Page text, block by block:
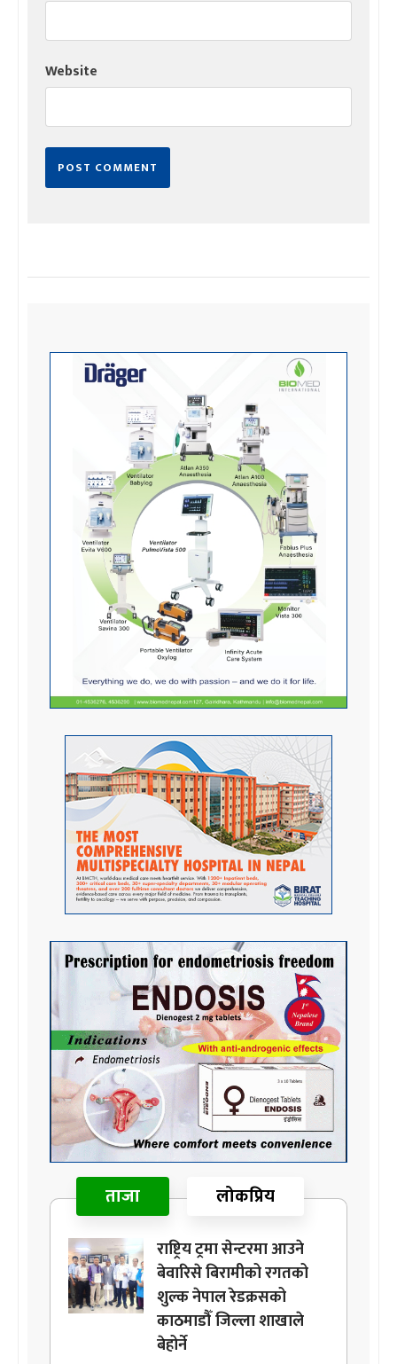
Website
ताजा लोकप्रिय
राष्ट्रिय ट्रमा सेन्टरमा आउने
बेवारिसे बिरामीको रगतको
शुल्क नेपाल रेडक्रसको
काठमाडौँ जिल्ला शाखाले
बेहोर्ने